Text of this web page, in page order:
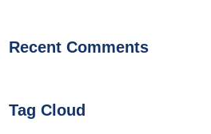
Recent Comments
Tag Cloud